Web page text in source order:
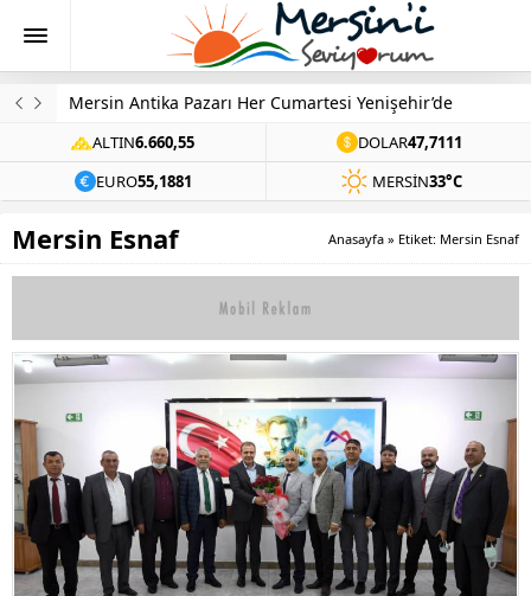
Mersin Antika Pazarı Her Cumartesi Yenişehir’de
ALTIN6.660,55 DOLAR47,7111
EURO55,1881 MERSIN33°C
Mersin Esnaf Anasayfa » Etiket: Mersin Esnaf